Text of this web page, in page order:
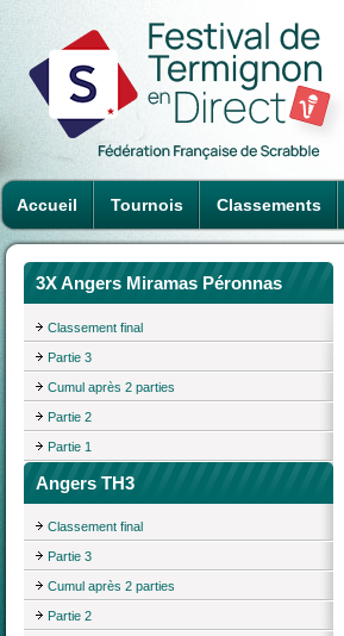
Accueil Tournois Classements
3X Angers Miramas Péronnas
Classement final
Partie 3
Cumul après 2 parties
Partie 2
Partie 1
Angers TH3
Classement final
Partie 3
Cumul après 2 parties
Partie 2